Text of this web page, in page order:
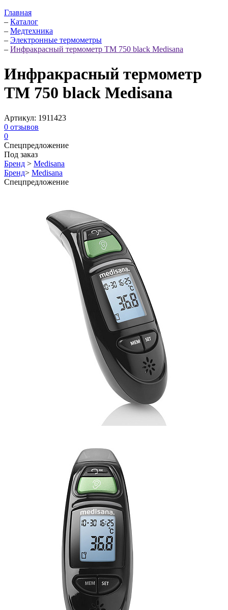
Главная
– Каталог
– Медтехника
– Электронные термометры
– Инфракрасный термометр TM 750 black Medisana
Инфракрасный термометр
TM 750 black Medisana
Артикул: 1911423
0 отзывов
0
Спецпредложение
Под заказ
Бренд > Medisana
Бренд> Medisana
Спецпредложение